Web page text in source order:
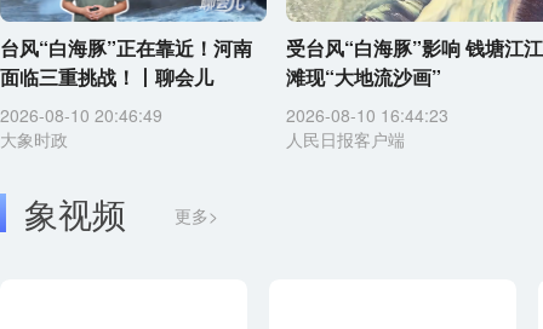
台风“白海豚”正在靠近！河南
面临三重挑战！丨聊会儿
2026-08-10 20:46:49
大象时政
受台风“白海豚”影响 钱塘江江
滩现“大地流沙画”
2026-08-10 16:44:23
人民日报客户端
象视频 更多>